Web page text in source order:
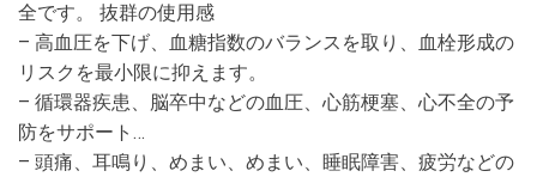
全です。 抜群の使用感
– 高血圧を下げ、血糖指数のバランスを取り、血栓形成の
リスクを最小限に抑えます。
– 循環器疾患、脳卒中などの血圧、心筋梗塞、心不全の予
防をサポート…
– 頭痛、耳鳴り、めまい、めまい、睡眠障害、疲労などの